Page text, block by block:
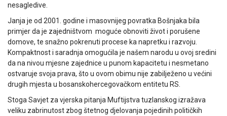
nesagledive.
Janja je od 2001. godine i masovnijeg povratka Bošnjaka bila
primjer da je zajedništvom moguće obnoviti život i porušene
domove, te snažno pokrenuti procese ka napretku i razvoju.
Kompaktnost i saradnja omogućila je našem narodu u ovoj sredini
da na nivou mjesne zajednice u punom kapacitetu i nesmetano
ostvaruje svoja prava, što u ovom obimu nije zabilježeno u većini
drugih mjesta u bosanskohercegovačkom entitetu RS.
Stoga Savjet za vjerska pitanja Muftijstva tuzlanskog izražava
veliku zabrinutost zbog štetnog djelovanja pojedinih političkih